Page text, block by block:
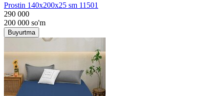
Prostin 140x200x25 sm 11501
290 000
200 000 so'm
Buyurtma